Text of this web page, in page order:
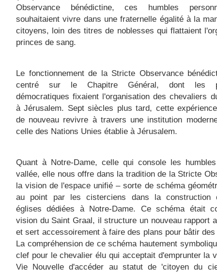
Observance bénédictine, ces humbles
souhaitaient vivre dans une fraternelle égalité à la
citoyens, loin des titres de noblesses qui flattaient
princes de sang.
Le fonctionnement de la Stricte Observance
centré sur le Chapitre Général, dont les
démocratiques fixaient l'organisation des chevaliers
à Jérusalem. Sept siècles plus tard, cette
de nouveau revivre à travers une institution
celle des Nations Unies établie à Jérusalem.
Quant à Notre-Dame, celle qui console les
vallée, elle nous offre dans la tradition de la Stricte
la vision de l'espace unifié – sorte de schéma
au point par les cisterciens dans la construction
églises dédiées à Notre-Dame. Ce schéma était
vision du Saint Graal, il structure un nouveau rapport
et sert accessoirement à faire des plans pour bâtir
La compréhension de ce schéma hautement
clef pour le chevalier élu qui acceptait d'emprunter la
Vie Nouvelle d'accéder au statut de 'citoyen du